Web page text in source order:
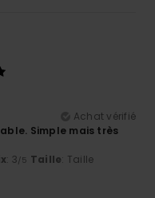
Achat vérifié
Simple mais très
: 3/5 Taille: Taille